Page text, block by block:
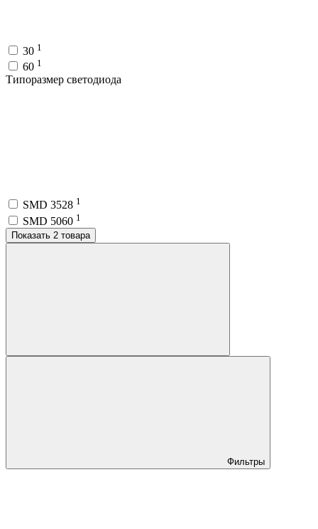
30 1
60 1
Типоразмер светодиода
SMD 3528 1
SMD 5060 1
Показать 2 товара
Фильтры